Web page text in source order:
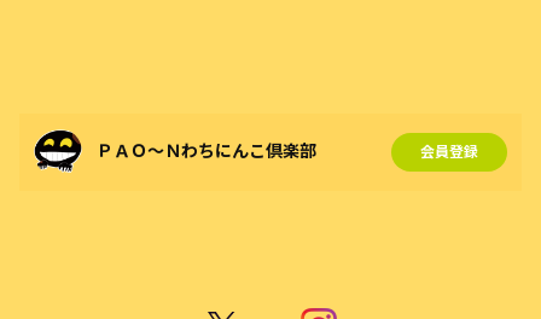
ＰＡＯ～Ｎわちにんこ倶楽部 会員登録